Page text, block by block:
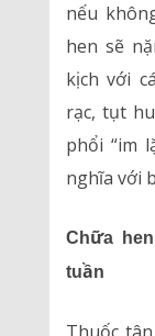
nếu
hen sẽ
kịch với
rạc, tụt
phổi “im
nghĩa với
Chữa
tuần